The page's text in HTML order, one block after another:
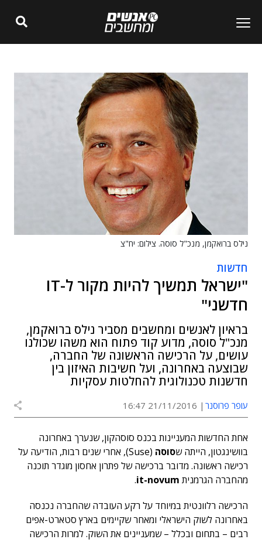
נילס ברואקמן, מנכ"ל סוסה. צילום: יח"צ
חדשות
"ישראל תמשיך להיות מקור ל-IT
חדשני"
בראיון לאנשים ומחשבים מסביר נילס ברואקמן,
מנכ"ל סוסה, מדוע קוד פתוח הוא משהו שכולנו
עושים, על הרכישה הראשונה של החברה,
שבוצעה באחרונה, ועל חשיבות האיזון בין
חדשנות טכנולוגית להחלטות עסקיות
עופר פרוסנר 21/11/2016 16:47
אחת החדשות המעניינות בכנס סוסהקון, שנערך באחרונה
בוושינגטון, הייתה שסוסה
(Suse), אחרי שנים רבות, הודיעה על
רכישה ראשונה. מדובר ברכישה של פתרון אחסון מוגדר תוכנה
מהחברה הגרמנית it-novum
.
הרכישה רלוונטית במיוחד על רקע העובדה שהחברה נכנסה
באחרונה לשוק הישראלי ומאחר שקיימים בארץ סטארט-אפים
רבים – בתחום ובכלל – שמעניינים את השוק. למרות הרכישה